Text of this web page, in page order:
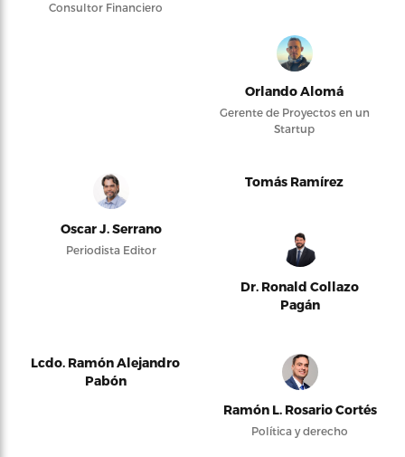
Consultor Financiero
Orlando Alomá
Gerente de Proyectos en un
Startup
Oscar J. Serrano
Periodista Editor
Tomás Ramírez
Dr. Ronald Collazo
Pagán
Lcdo. Ramón Alejandro
Pabón
Ramón L. Rosario Cortés
Política y derecho